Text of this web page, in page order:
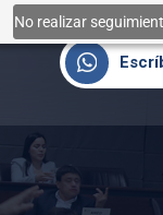
No realizar